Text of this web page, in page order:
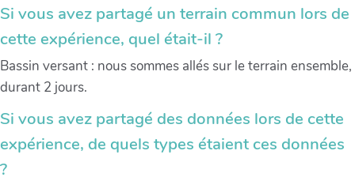
Si vous avez partagé un terrain commun lors de
cette expérience, quel était-il ?
Bassin versant : nous sommes allés sur le terrain ensemble,
durant 2 jours.
Si vous avez partagé des données lors de cette
expérience, de quels types étaient ces données
?